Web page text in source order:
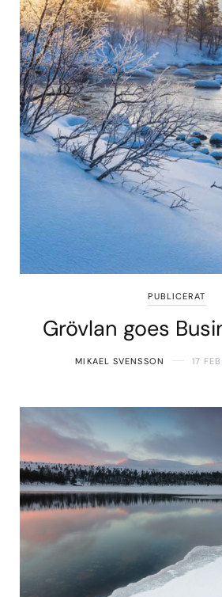
PUBLICERAT
Grövlan goes
MIKAEL SVENSSON 17